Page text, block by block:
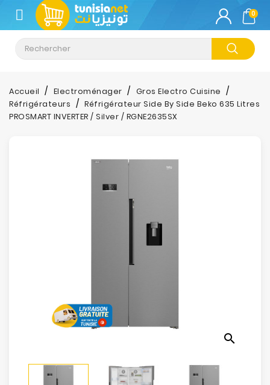
CATÉGORIE
Climatisation
Informatique
Téléphonie
Bureautique
Sécurité
0
Accueil Electroménager
Gros Electro Cuisine
Réfrigérateurs
Réfrigérateur Side By Side Beko 635 Litres
PROSMART INVERTER / Silver / RGNE2635SX
search